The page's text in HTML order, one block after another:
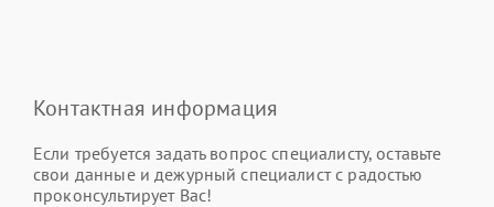
Контактная информация
Если требуется задать вопрос специалисту, оставьте
свои данные и дежурный специалист с радостью
проконсультирует Вас!